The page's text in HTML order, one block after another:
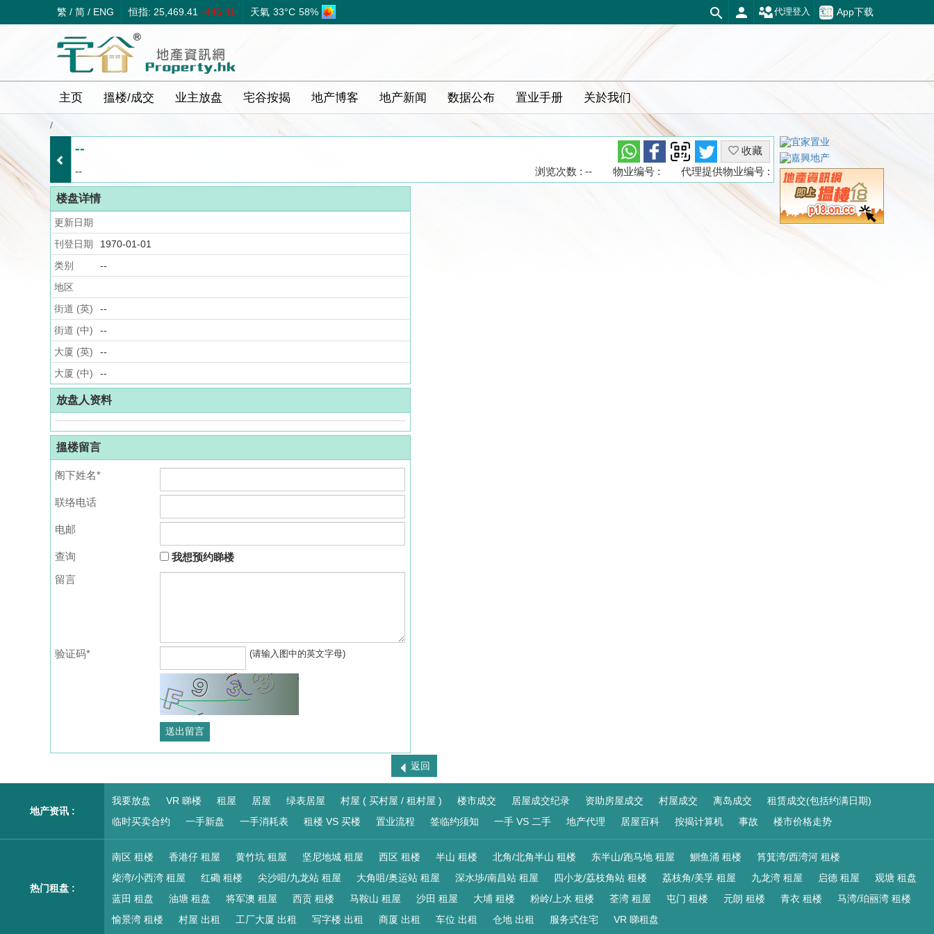
繁 / 简 / ENG 恒指: 25,469.41 -446.41 天氣 33°C 58% App下载
代理登入
主页 搵楼/成交 业主放盘 宅谷按揭 地产博客 地产新闻 数据公布 置业手册 关於我们
/
--
收藏
--
代理提供物业编号 :
物业编号 :
浏览次数 : --
楼盘详情
更新日期
刊登日期
1970-01-01
类别
--
地区
街道 (英)
--
街道 (中)
--
大厦 (英)
--
大厦 (中)
--
放盘人资料
搵楼留言
阁下姓名*
联络电话
电邮
查询
我想预约睇楼
留言
验证码* (请输入图中的英文字母)
返回
地产资讯 :
我要放盘 VR 睇楼 租屋 居屋 绿表居屋 村屋 ( 买村屋 / 租村屋 ) 楼市成交 居屋成交纪录 资助房屋成交 村屋成交 离岛成交
租赁成交(包括约满日期)
临时买卖合约
一手新盘 一手消耗表 租楼 VS 买楼 置业流程 签临约须知 一手 VS 二手 地产代理 居屋百科 按揭计算机 事故 楼市价格走势
热门租盘 :
南区 租楼 香港仔 租屋 黄竹坑 租屋 坚尼地城 租屋 西区 租楼 半山 租楼 北角/北角半山 租楼 东半山/跑马地 租屋 鰂鱼涌 租楼
筲箕湾/西湾河 租楼
柴湾/小西湾 租屋
红磡 租楼 尖沙咀/九龙站 租屋 大角咀/奥运站 租屋 深水埗/南昌站 租屋 四小龙/荔枝角站 租楼 荔枝角/美孚 租屋 九龙湾 租屋 启德 租屋
观塘 租盘
蓝田 租盘
油塘 租盘 将军澳 租屋 西贡 租楼 马鞍山 租屋 沙田 租屋 大埔 租楼 粉岭/上水 租楼 荃湾 租屋 屯门 租楼 元朗 租楼 青衣 租楼
马湾/珀丽湾 租楼
愉景湾 租楼
村屋 出租 工厂大厦 出租 写字楼 出租 商厦 出租 车位 出租 仓地 出租 服务式住宅 VR 睇租盘